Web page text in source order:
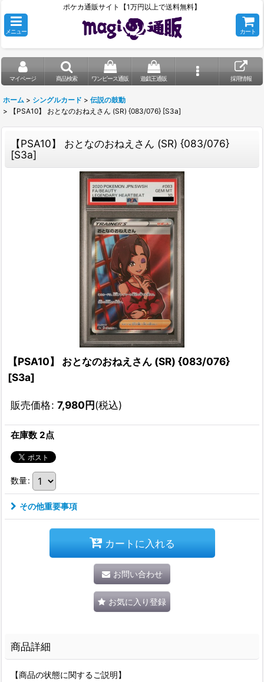
ポケカ通販サイト【1万円以上で送料無料】
メニュー カート
マイページ 商品検索 ワンピース通販 遊戯王通販 採用情報
ホーム > シングルカード > 伝説の鼓動
>
【PSA10】 おとなのおねえさん (SR) {083/076} [S3a]
【PSA10】 おとなのおねえさん (SR) {083/076}
[S3a]
【PSA10】 おとなのおねえさん (SR) {083/076}
[S3a]
販売価格: 7,980円(税込)
在庫数 2点
数量:
その他重要事項
カートに入れる
お問い合わせ
お気に入り登録
商品詳細
【商品の状態に関するご説明】